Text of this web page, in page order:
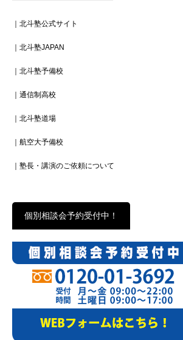
｜北斗塾公式サイト
｜北斗塾JAPAN
｜北斗塾予備校
｜通信制高校
｜北斗塾道場
｜航空大予備校
｜塾長・講演のご依頼について
個別相談会予約受付中！